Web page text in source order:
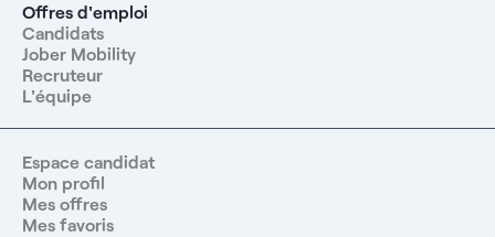
Offres d'emploi
Candidats
Jober Mobility
Recruteur
L'équipe
Espace candidat
Mon profil
Mes offres
Mes favoris